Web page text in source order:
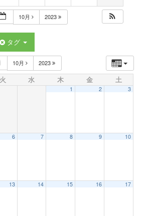
t
i
10月 2023
タグ
10月 2023
火 水 木 金 土
1 2 3
6 7 8 9 10
13 14 15 16 17